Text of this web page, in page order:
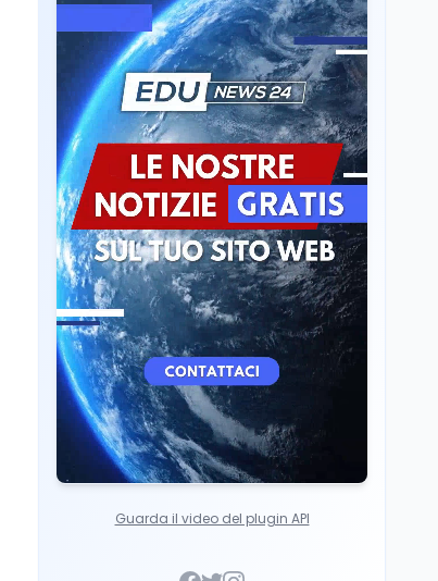
ATA: la matematica
degli arretrati fino a
4.150 euro
Cultura6 ago
Spesa culturale in
Lombardia da record,
ma la voragine Nord-
Sud triplica
Cultura 6 ago
Francesco Guccini si è
spento a Pàvana: addio
al Maestrone
Guarda il video del plugin API